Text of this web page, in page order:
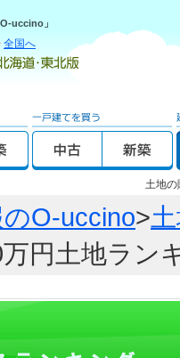
uccino」
全国へ
土地
O-uccino>
円土地ラン